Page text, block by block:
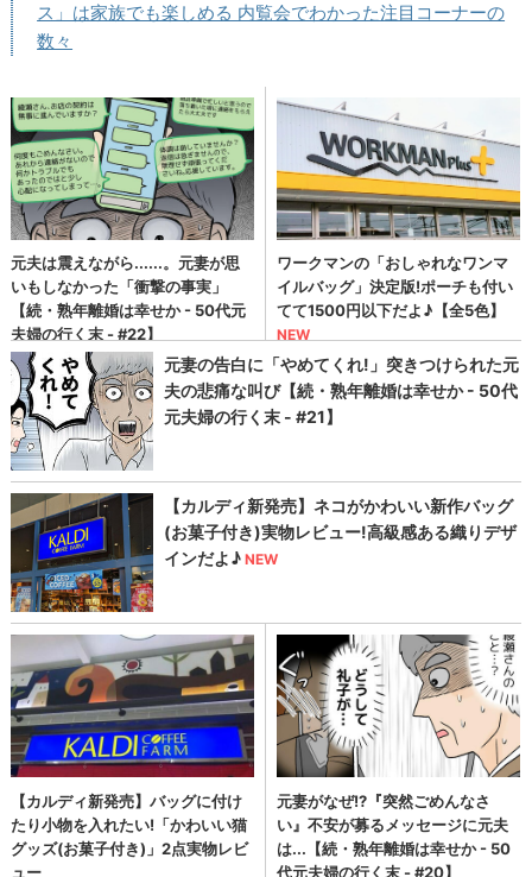
ス」は家族でも楽しめる 内覧会でわかった注目コーナーの
数々